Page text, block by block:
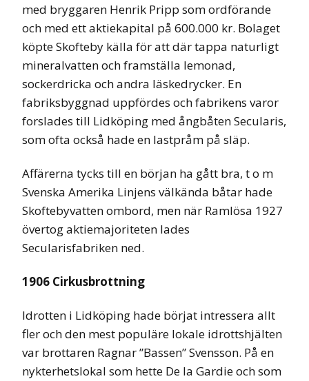
med bryggaren Henrik Pripp som ordförande
och med ett aktiekapital på 600.000 kr. Bolaget
köpte Skofteby källa för att där tappa naturligt
mineralvatten och framställa lemonad,
sockerdricka och andra läskedrycker. En
fabriksbyggnad uppfördes och fabrikens varor
forslades till Lidköping med ångbåten Secularis,
som ofta också hade en lastpråm på släp.
Affärerna tycks till en början ha gått bra, t o m
Svenska Amerika Linjens välkända båtar hade
Skoftebyvatten ombord, men när Ramlösa 1927
övertog aktiemajoriteten lades
Secularisfabriken ned.
1906 Cirkusbrottning
Idrotten i Lidköping hade börjat intressera allt
fler och den mest populäre lokale idrottshjälten
var brottaren Ragnar ”Bassen” Svensson. På en
nykterhetslokal som hette De la Gardie och som